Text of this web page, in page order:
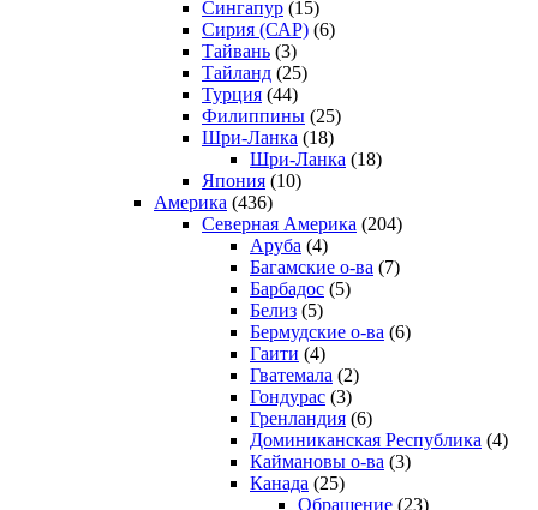
Сингапур (15)
Сирия (САР) (6)
Тайвань (3)
Тайланд (25)
Турция (44)
Филиппины (25)
Шри-Ланка (18)
Шри-Ланка (18)
Япония (10)
Америка (436)
Северная Америка (204)
Аруба (4)
Багамские о-ва (7)
Барбадос (5)
Белиз (5)
Бермудские о-ва (6)
Гаити (4)
Гватемала (2)
Гондурас (3)
Гренландия (6)
Доминиканская Республика (4)
Каймановы о-ва (3)
Канада (25)
Обращение (23)